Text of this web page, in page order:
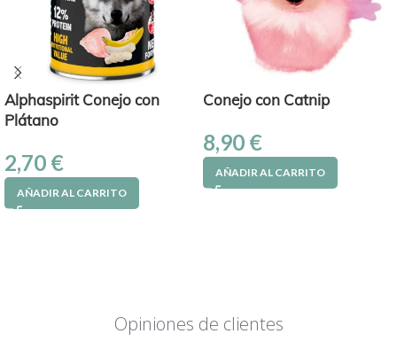
Alphaspirit Conejo con
Plátano
2,70 €
AÑADIR AL CARRITO
Conejo con Catnip
8,90 €
AÑADIR AL CARRITO
Opiniones de clientes